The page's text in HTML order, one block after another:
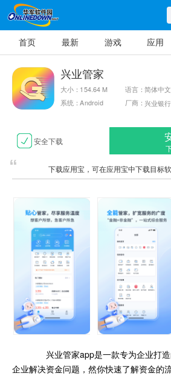
首页 最新 游戏 应用
兴业管家
大小：154.64 M 语言：简体中文
系统：Android
厂商： 兴业银
安全下载
下载应用宝，可在应用宝中下载目标
兴业管家app是一款专为企业打造
企业解决资金问题，然你快速了解资金的